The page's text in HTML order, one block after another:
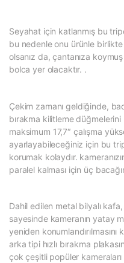
Seyahat için katlanmış bu
bu nedenle onu ürünle birlikte
olsanız da, çantanıza
bolca yer olacaktır. .
Çekim zamanı geldiğinde,
bırakma kilitleme düğmelerini
maksimum 17,7″ çalışma
ayarlayabileceğiniz için bu
korumak kolaydır.
paralel kalması için üç
Dahil edilen metal bilyalı
sayesinde kameranın yatay
yeniden konumlandırılmasını
arka tipi hızlı bırakma
çok çeşitli popüler